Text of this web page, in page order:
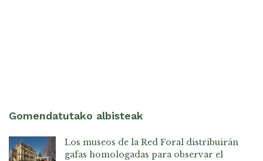
Gomendatutako albisteak
Los museos de la Red Foral distribuirán
gafas homologadas para observar el